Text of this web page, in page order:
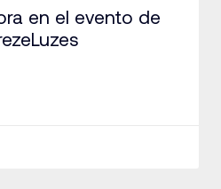
en el evento de